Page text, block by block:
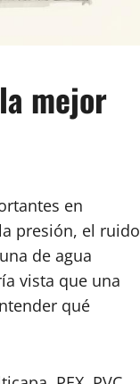
mejor
en
presión, el ruido
de agua
vista que una
qué